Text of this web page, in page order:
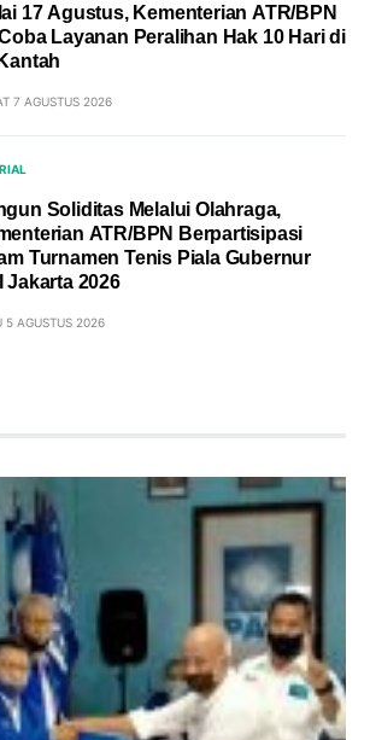
17 Agustus, Kementerian ATR/BPN
Layanan Peralihan Hak 10 Hari di
7 AGUSTUS 2026
Soliditas Melalui Olahraga,
ATR/BPN Berpartisipasi
Turnamen Tenis Piala Gubernur
Jakarta 2026
5 AGUSTUS 2026